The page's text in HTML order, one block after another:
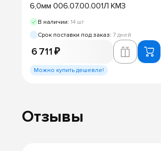
6,0мм 006.07.00.001Л КМЗ
В наличии: 14 шт
Срок поставки под заказ: 7 дней
6 711 ₽
Можно купить дешевле!
Отзывы